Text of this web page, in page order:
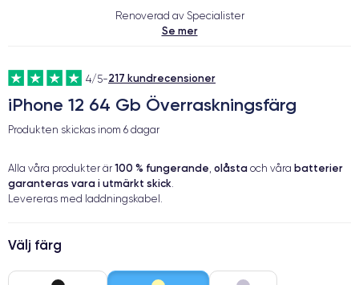
Renoverad av Specialister
Se mer
4/5-217 kundrecensioner
iPhone 12 64 Gb Överraskningsfärg
Produkten skickas inom 6 dagar
Alla våra produkter är 100 % fungerande, olåsta och våra batterier
garanteras vara i utmärkt skick.
Levereras med laddningskabel.
Välj färg